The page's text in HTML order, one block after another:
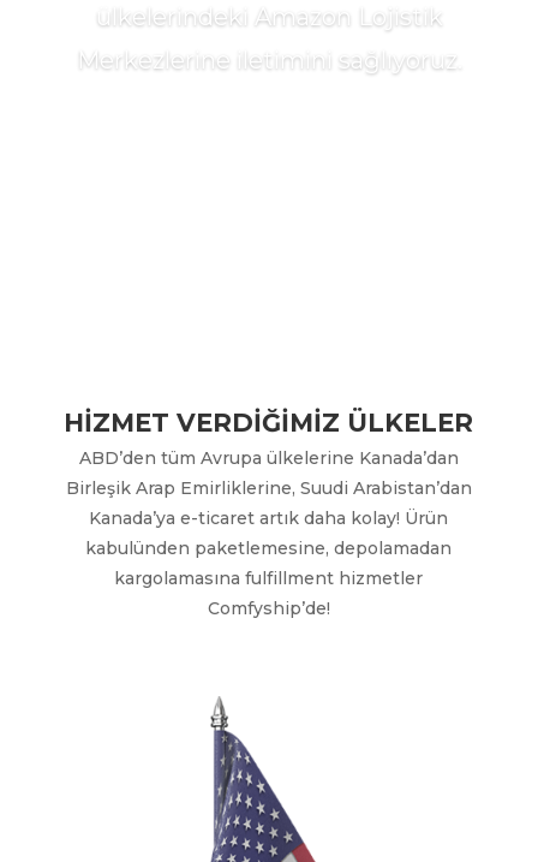
ülkelerindeki Amazon Lojistik
Merkezlerine iletimini sağlıyoruz.
HİZMET VERDİĞİMİZ ÜLKELER
ABD’den tüm Avrupa ülkelerine Kanada’dan
Birleşik Arap Emirliklerine, Suudi Arabistan’dan
Kanada’ya e-ticaret artık daha kolay! Ürün
kabulünden paketlemesine, depolamadan
kargolamasına fulfillment hizmetler
Comfyship’de!